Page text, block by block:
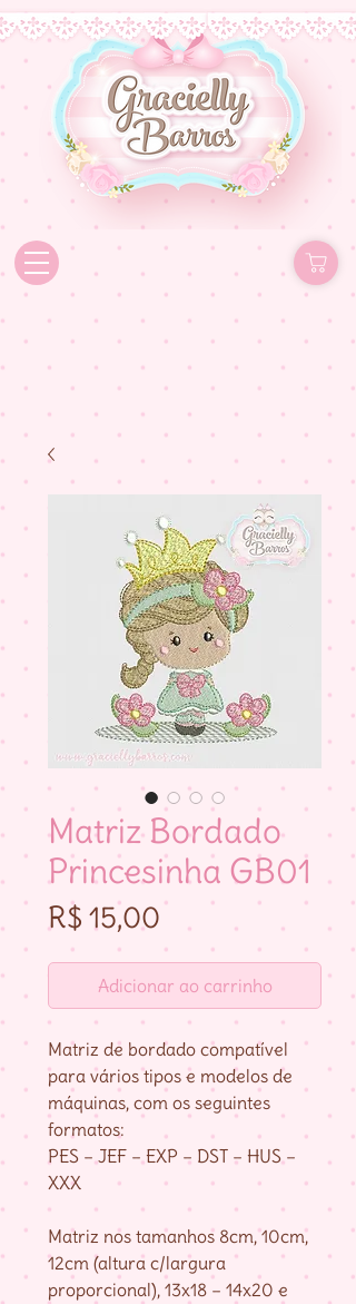
Matriz Bordado
Princesinha GB01
R$ 15,00Preço
Adicionar ao carrinho
Matriz de bordado compatível
para vários tipos e modelos de
máquinas, com os seguintes
formatos:
PES – JEF – EXP – DST – HUS –
XXX
Matriz nos tamanhos 8cm, 10cm,
12cm (altura c/largura
proporcional), 13x18 – 14x20 e